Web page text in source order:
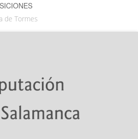
de Tormes